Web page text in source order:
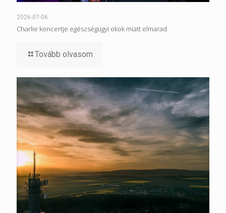
2026-07-06
Charlie koncertje egészségügyi okok miatt elmarad
Tovább olvasom